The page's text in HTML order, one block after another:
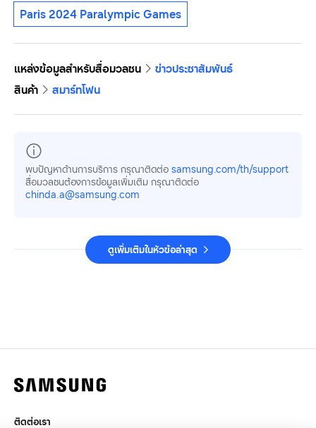
Paris 2024 Paralympic Games
แหล่งข้อมูลสำหรับสื่อมวลชน
ข่าวประชาสัมพันธ์
สินค้า
สมาร์ทโฟน
พบปัญหาด้านการบริการ กรุณาติดต่อ samsung.com/th/support
สื่อมวลชนต้องการข้อมูลเพิ่มเติม กรุณาติดต่อ
chinda.a@samsung.com
ดูเพิ่มเติมในหัวข้อล่าสุด
ติดต่อเรา